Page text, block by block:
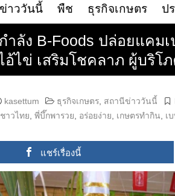
าววันนี้ พืช ธุรกิจเกษตร ป
ำลัง B-Foods ปล่อยแคม
อ้ไข่ เสริมโชคลาภ ผู้บริโ
kasettum ธุรกิจเกษตร สถานีข่าววันนี้
าวไทย พี่บึ๊กพารวย อร่อยง่าย เกษตรทำกิน เ
แชร์เรื่องนี้